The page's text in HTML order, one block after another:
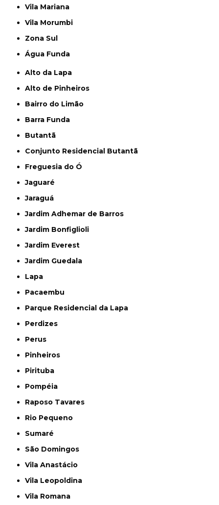
Vila Mariana
Vila Morumbi
Zona Sul
Água Funda
Alto da Lapa
Alto de Pinheiros
Bairro do Limão
Barra Funda
Butantã
Conjunto Residencial Butantã
Freguesia do Ó
Jaguaré
Jaraguá
Jardim Adhemar de Barros
Jardim Bonfiglioli
Jardim Everest
Jardim Guedala
Lapa
Pacaembu
Parque Residencial da Lapa
Perdizes
Perus
Pinheiros
Pirituba
Pompéia
Raposo Tavares
Rio Pequeno
Sumaré
São Domingos
Vila Anastácio
Vila Leopoldina
Vila Romana